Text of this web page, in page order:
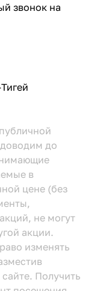
звонок на
до
в
цене (без
не могут
акции.
изменять
сайте. Получить